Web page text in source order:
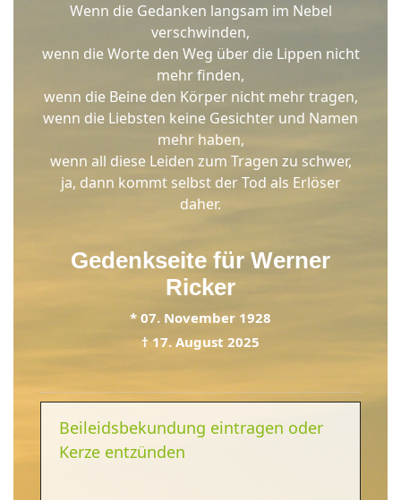
Wenn die Gedanken langsam im Nebel
verschwinden,
wenn die Worte den Weg über die Lippen nicht
mehr finden,
wenn die Beine den Körper nicht mehr tragen,
wenn die Liebsten keine Gesichter und Namen
mehr haben,
wenn all diese Leiden zum Tragen zu schwer,
ja, dann kommt selbst der Tod als Erlöser
daher.
Gedenkseite für Werner
Ricker
* 07. November 1928
†17. August 2025
Beileidsbekundung eintragen oder
Kerze entzünden